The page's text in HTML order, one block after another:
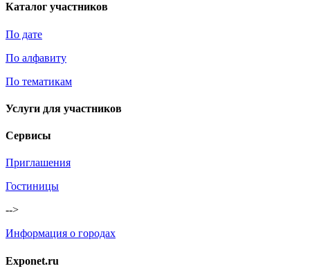
Каталог участников
По дате
По алфавиту
По тематикам
Услуги для участников
Сервисы
Приглашения
Гостиницы
-->
Информация о городах
Exponet.ru